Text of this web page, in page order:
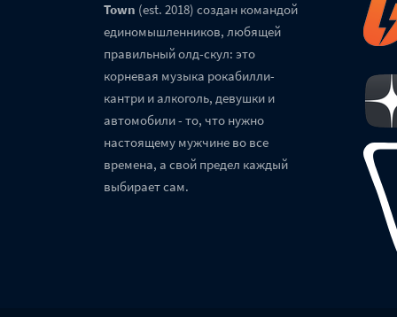
Town (est. 2018) создан командой
единомышленников, любящей
правильный олд-скул: это
корневая музыка рокабилли-
кантри и алкоголь, девушки и
автомобили - то, что нужно
настоящему мужчине во все
времена, а свой предел каждый
выбирает сам.